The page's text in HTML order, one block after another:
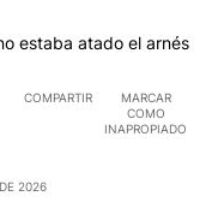
estaba atado el arnés
COMPARTIR
MARCAR
COMO
INAPROPIADO
2026